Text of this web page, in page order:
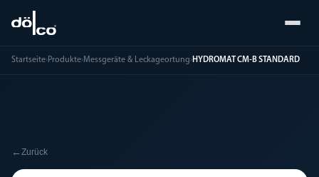
Startseite›Produkte›Messgeräte & Leckageortung›HYDROMAT CM-B STANDARD
← Zurück